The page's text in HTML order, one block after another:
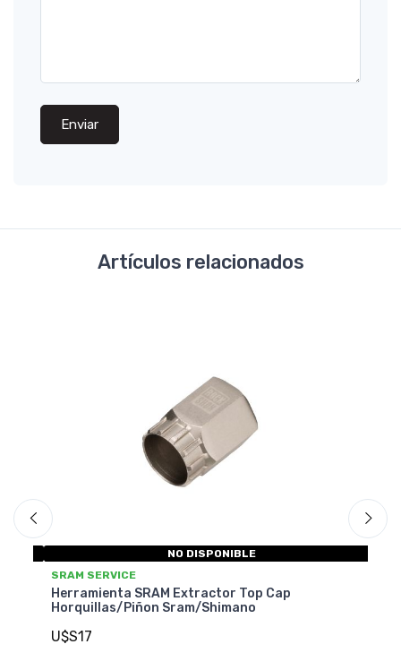
Enviar
Artículos relacionados
NO DISPONIBLE
SRAM SERVICE
Herramienta SRAM Extractor Top Cap
Horquillas/Piñon Sram/Shimano
U$S17